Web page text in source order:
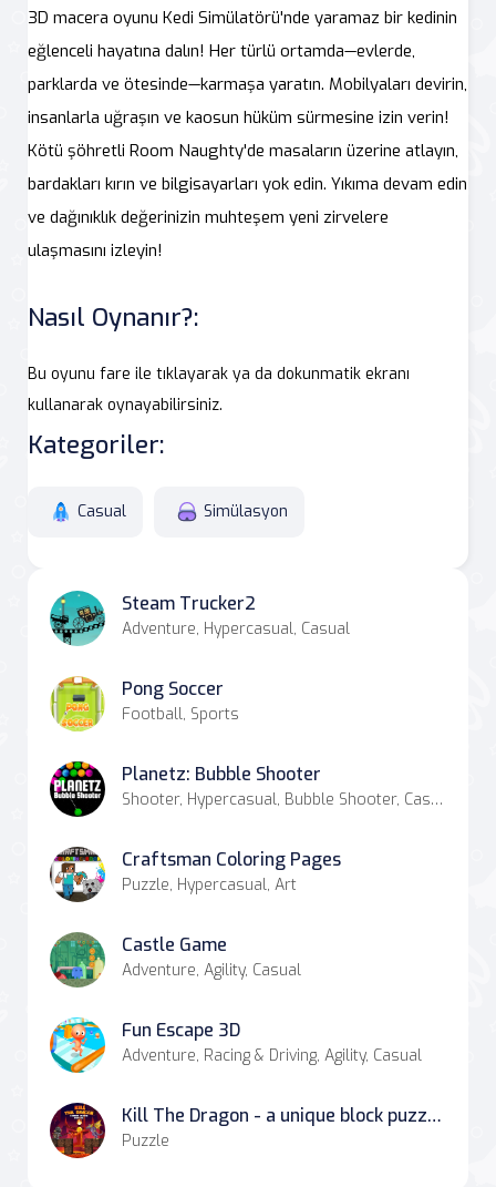
3D macera oyunu Kedi Simülatörü'nde yaramaz bir kedinin
eğlenceli hayatına dalın! Her türlü ortamda—evlerde,
parklarda ve ötesinde—karmaşa yaratın. Mobilyaları devirin,
insanlarla uğraşın ve kaosun hüküm sürmesine izin verin!
Kötü şöhretli Room Naughty'de masaların üzerine atlayın,
bardakları kırın ve bilgisayarları yok edin. Yıkıma devam edin
ve dağınıklık değerinizin muhteşem yeni zirvelere
ulaşmasını izleyin!
Nasıl Oynanır?:
Bu oyunu fare ile tıklayarak ya da dokunmatik ekranı
kullanarak oynayabilirsiniz.
Kategoriler:
Casual Simülasyon
Steam Trucker2
Adventure, Hypercasual, Casual
Pong Soccer
Football, Sports
Planetz: Bubble Shooter
Shooter, Hypercasual, Bubble Shooter, Casual, Match-3
Craftsman Coloring Pages
Puzzle, Hypercasual, Art
Castle Game
Adventure, Agility, Casual
Fun Escape 3D
Adventure, Racing & Driving, Agility, Casual
Kill The Dragon - a unique block puzzle experience!
Puzzle